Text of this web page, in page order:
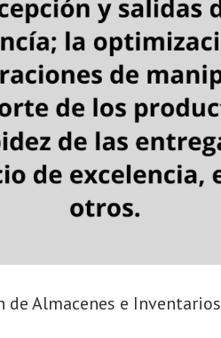
de Almacenes e Inventarios